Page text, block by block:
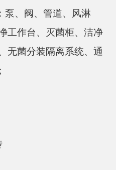
、阀、管道、风淋
工作台、灭菌柜、洁净
无菌分装隔离系统、通